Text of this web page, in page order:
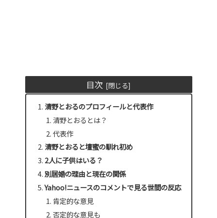
目次
清野とおるのプロフィールと代表作
清野とおるとは？
代表作
清野とおると壇蜜の馴れ初め
2人に子供はいる？
別居婚の理由と現在の関係
Yahoo!ニュースのコメントで見る世間の反応
肯定的な意見
否定的な意見も